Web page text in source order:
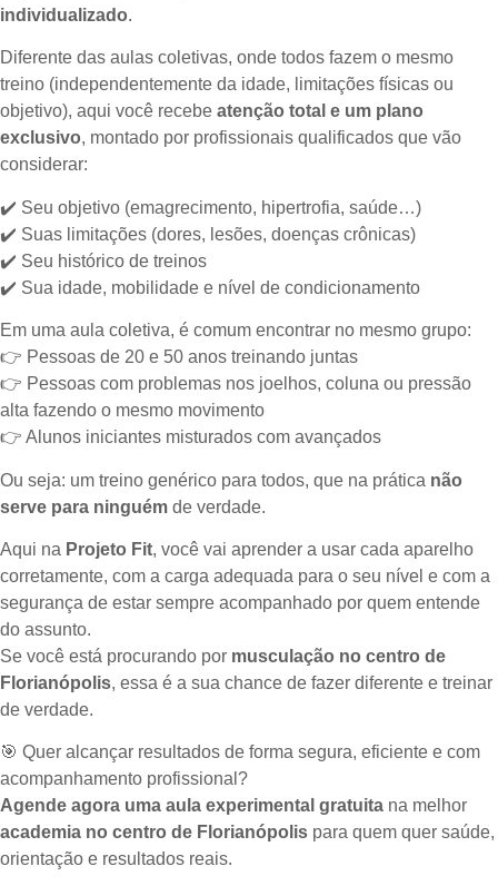
individualizado.
Diferente das aulas coletivas, onde todos fazem o mesmo
treino (independentemente da idade, limitações físicas ou
objetivo), aqui você recebe atenção total e um plano
exclusivo, montado por profissionais qualificados que vão
considerar:
✔️ Seu objetivo (emagrecimento, hipertrofia, saúde…)
✔️ Suas limitações (dores, lesões, doenças crônicas)
✔️ Seu histórico de treinos
✔️ Sua idade, mobilidade e nível de condicionamento
Em uma aula coletiva, é comum encontrar no mesmo grupo:
👉 Pessoas de 20 e 50 anos treinando juntas
👉 Pessoas com problemas nos joelhos, coluna ou pressão
alta fazendo o mesmo movimento
👉 Alunos iniciantes misturados com avançados
Ou seja: um treino genérico para todos, que na prática não
serve para ninguém de verdade.
Aqui na Projeto Fit, você vai aprender a usar cada aparelho
corretamente, com a carga adequada para o seu nível e com a
segurança de estar sempre acompanhado por quem entende
do assunto.
Se você está procurando por musculação no centro de
Florianópolis, essa é a sua chance de fazer diferente e treinar
de verdade.
🎯 Quer alcançar resultados de forma segura, eficiente e com
acompanhamento profissional?
Agende agora uma aula experimental gratuita na melhor
academia no centro de Florianópolis para quem quer saúde,
orientação e resultados reais.